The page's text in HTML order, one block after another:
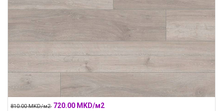
810.00 MKD/м2 720.00 MKD/м2